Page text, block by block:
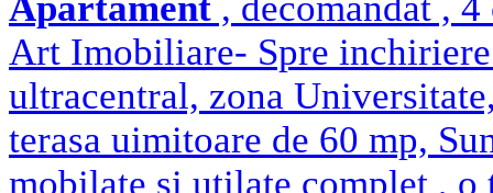
Art Imobiliare- Spre
ultracentral, zona
terasa uimitoare de 60 mp,
mobilate si utilate complet , o